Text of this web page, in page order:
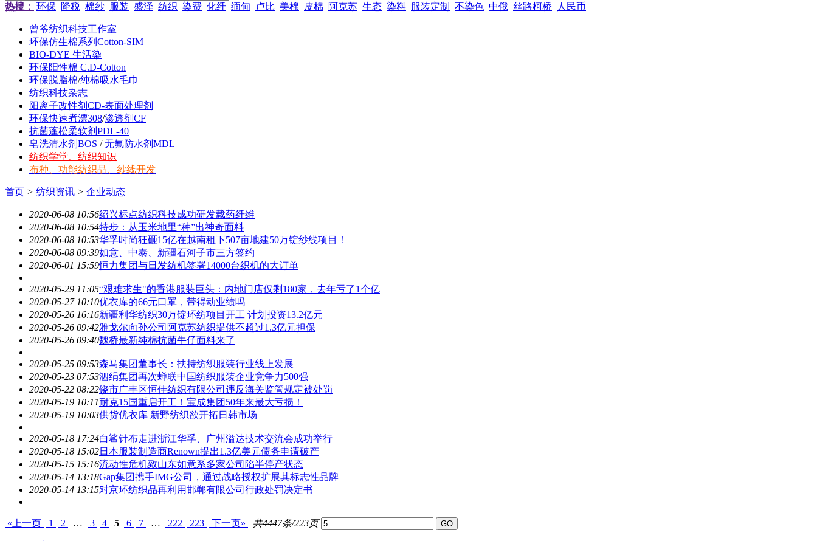
热搜： 环保 降税 棉纱 服装 盛泽 纺织 染费 化纤 缅甸 卢比 美棉 皮棉 阿克苏 生态 染料 服装定制 不染色 中俄 丝路柯桥 人民币
曾爷纺织科技工作室
环保仿生棉系列Cotton-SIM
BIO-DYE 生活染
环保阳性棉 C.D-Cotton
环保脱脂棉/纯棉吸水毛巾
纺织科技杂志
阳离子改性剂CD-表面处理剂
环保快速煮漂308/渗透剂CF
抗菌蓬松柔软剂PDL-40
皂洗清水剂BOS /无氟防水剂MDL
纺织学堂、纺织知识
布种、功能纺织品、纱线开发
首页 > 纺织资讯 > 企业动态
2020-06-08 10:56绍兴标点纺织科技成功研发载药纤维
2020-06-08 10:54特步：从玉米地里“种”出神奇面料
2020-06-08 10:53华孚时尚狂砸15亿在越南租下507亩地建50万锭纱线项目！
2020-06-08 09:39如意、中泰、新疆石河子市三方签约
2020-06-01 15:59恒力集团与日发纺机签署14000台织机的大订单
2020-05-29 11:05“艰难求生"的香港服装巨头：内地门店仅剩180家，去年亏了1个亿
2020-05-27 10:10优衣库的66元口罩，带得动业绩吗
2020-05-26 16:16新疆利华纺织30万锭环纺项目开工 计划投资13.2亿元
2020-05-26 09:42雅戈尔向孙公司阿克苏纺织提供不超过1.3亿元担保
2020-05-26 09:40魏桥最新纯棉抗菌牛仔面料来了
2020-05-25 09:53森马集团董事长：扶持纺织服装行业线上发展
2020-05-23 07:53泗绢集团再次蝉联中国纺织服装企业竞争力500强
2020-05-22 08:22饶市广丰区恒佳纺织有限公司违反海关监管规定被处罚
2020-05-19 10:11耐克15国重启开工！​宝成集团50年来最大亏损！
2020-05-19 10:03供货优衣库 新野纺织欲开拓日韩市场
2020-05-18 17:24白鲨针布走进浙江华孚、广州溢达技术交流会成功举行
2020-05-18 15:02日本服装制造商Renown提出1.3亿美元债务申请破产
2020-05-15 15:16流动性危机致山东如意系多家公司陷半停产状态
2020-05-14 13:18Gap集团携手IMG公司，通过战略授权扩展其标志性品牌
2020-05-14 13:15对京环纺织品再利用邯郸有限公司行政处罚决定书
«上一页 1 2 … 3 4 5 6 7 … 222 223 下一页» 共4447条/223页